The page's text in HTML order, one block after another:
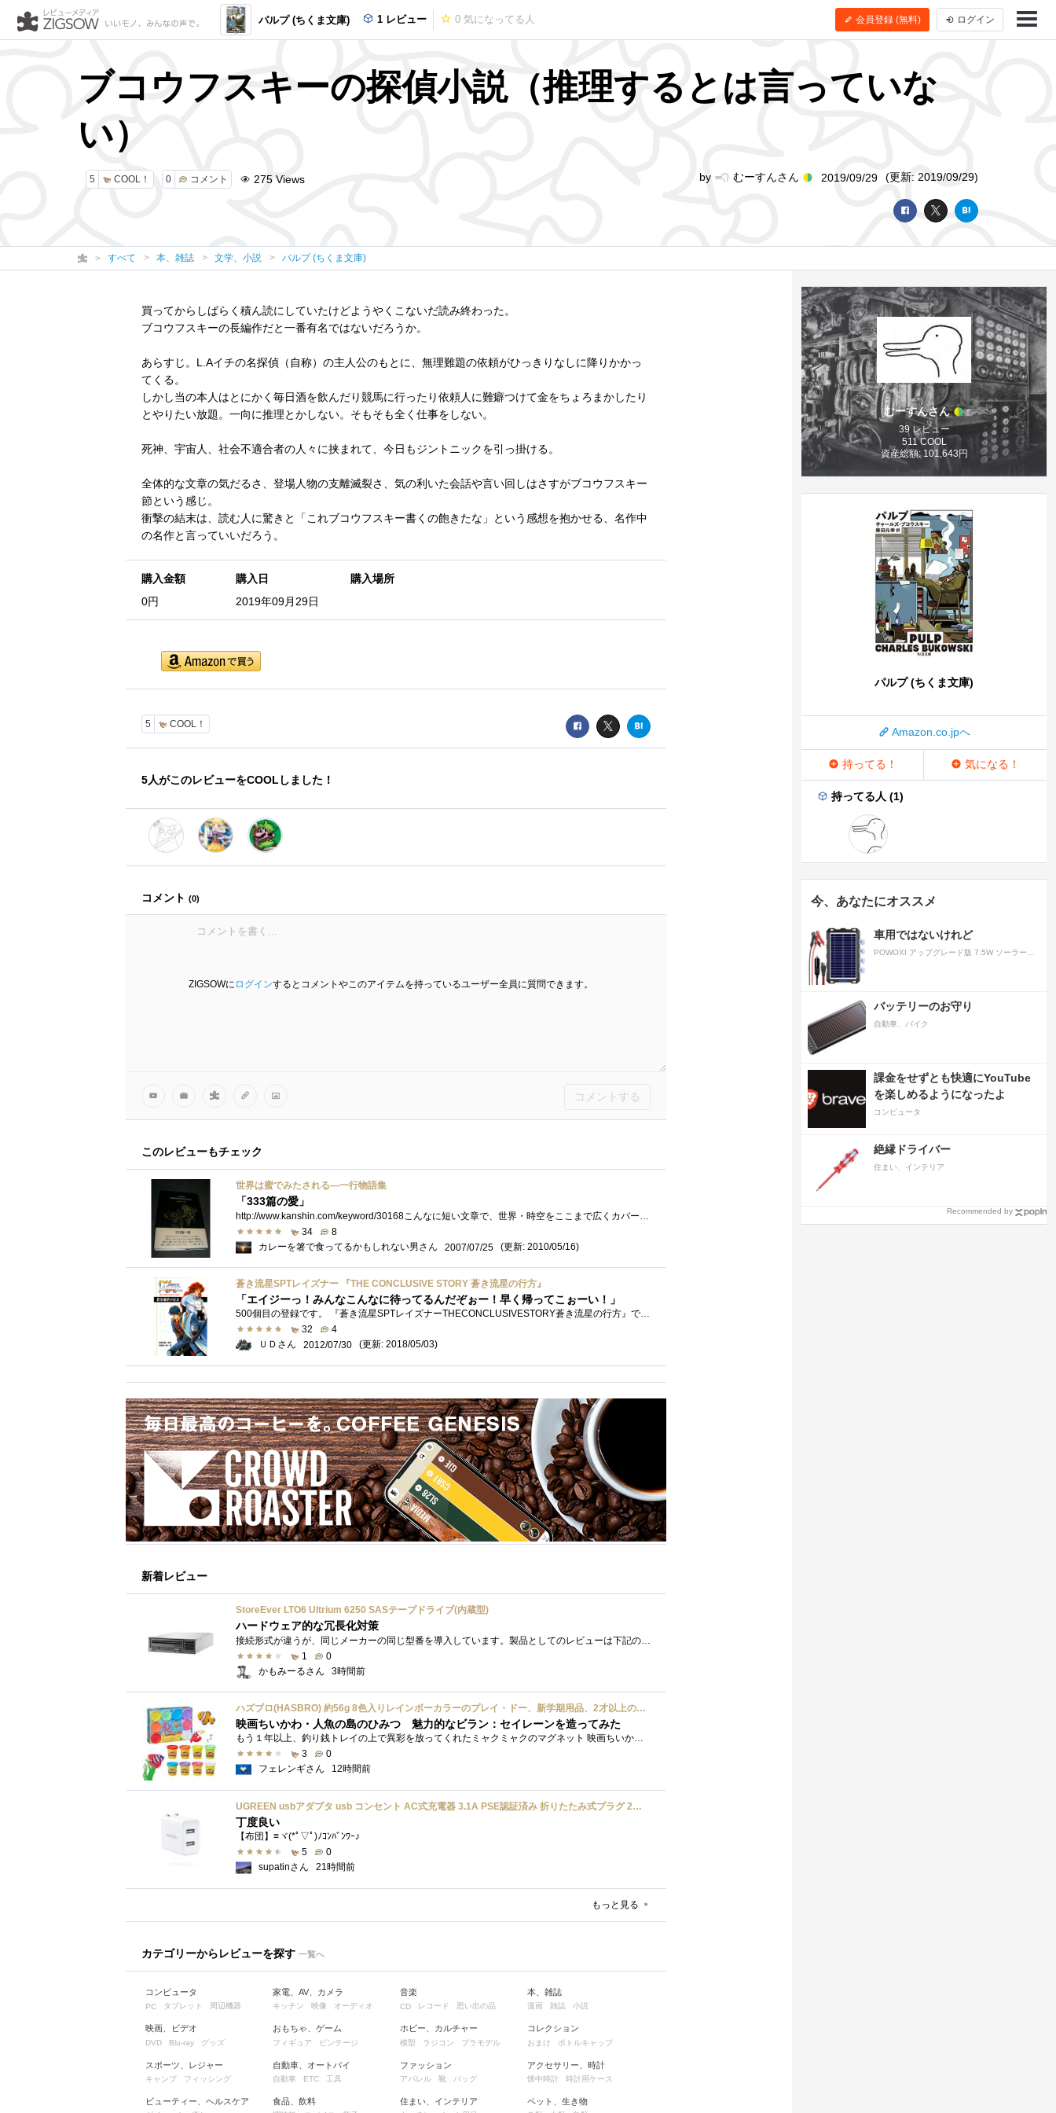
パルプ (ちくま文庫) 1 レビュー 0 気になってる人 会員登録 (無料) ログイン
ブコウフスキーの探偵小説（推理するとは言っていな
い）
5 COOL！ 0 コメント 275 Views by むーすんさん 2019/09/29 (更新: 2019/09/29)
すべて 本、雑誌 文学、小説 パルプ (ちくま文庫)
買ってからしばらく積ん読にしていたけどようやくこないだ読み終わった。
ブコウフスキーの長編作だと一番有名ではないだろうか。
あらすじ。L.Aイチの名探偵（自称）の主人公のもとに、無理難題の依頼がひっきりなしに降りかかっ
てくる。
しかし当の本人はとにかく毎日酒を飲んだり競馬に行ったり依頼人に難癖つけて金をちょろまかしたり
とやりたい放題。一向に推理とかしない。そもそも全く仕事をしない。
死神、宇宙人、社会不適合者の人々に挟まれて、今日もジントニックを引っ掛ける。
全体的な文章の気だるさ、登場人物の支離滅裂さ、気の利いた会話や言い回しはさすがブコウフスキー
節という感じ。
衝撃の結末は、読む人に驚きと「これブコウフスキー書くの飽きたな」という感想を抱かせる、名作中
の名作と言っていいだろう。
購入金額
0円
購入日
2019年09月29日
購入場所
5 COOL！
5人がこのレビューをCOOLしました！
コメント (0)
ZIGSOWに ログインするとコメントやこのアイテムを持っているユーザー全員に質問できます。
コメントする
このレビューもチェック
世界は蜜でみたされる―一行物語集
「333篇の愛」
http://www.kanshin.com/keyword/30168こんなに短い文章で、世界・時空をここまで広くカバーできるなんて奇跡です。「夢遊病者の青年が夜の廃墟をさまよ�...
34
8
カレーを箸で食ってるかもしれない男さん
2007/07/25 (更新: 2010/05/16)
蒼き流星SPTレイズナー 『THE CONCLUSIVE STORY 蒼き流星の行方』
「エイジーっ！みんなこんなに待ってるんだぞぉー！早く帰ってこぉーい！」
500個目の登録です。 『蒼き流星SPTレイズナーTHECONCLUSIVESTORY蒼き流星の行方』です。 監修：高橋良輔監督、著：竹田裕一郎
32
4
ＵＤさん
2012/07/30 (更新: 2018/05/03)
新着レビュー
StoreEver LTO6 Ultrium 6250 SASテープドライブ(内蔵型)
ハードウェア的な冗長化対策
接続形式が違うが、同じメーカーの同じ型番を導入しています。製品としてのレビューは下記の方で行っています。いざ使おうとしたときに故障�...
1
0
かもみーるさん
3時間前
ハズブロ(HASBRO) 約56g 8色入りレインボーカラーのプレイ・ドー、新学期用品、2才以上のプリスクールの子供向け、子供向けのアート&クラフト 粘土 ねんど、こどもの日、子供の日プレゼント
映画ちいかわ・人魚の島のひみつ 魅力的なビラン：セイレーンを造ってみた
もう１年以上、釣り銭トレイの上で異彩を放ってくれたミャクミャクのマグネット 映画ちいかわ人魚の島のひみつを鑑賞後、素敵なビランのセイ...
3
0
フェレンギさん
12時間前
UGREEN usbアダプタ usb コンセント AC式充電器 3.1A PSE認証済み 折りたたみ式プラグ 2ポート
丁度良い
【布団】≡ヾ(*ﾟ▽ﾟ)ﾉｺﾝﾊﾞﾝﾜｰ♪
5
0
supatinさん
21時間前
もっと見る
カテゴリーからレビューを探す 一覧へ
コンピュータ
PC タブレット 周辺機器
映画、ビデオ
DVD Blu-ray グッズ
スポーツ、レジャー
キャンプ フィッシング
ビューティー、ヘルスケア
家電、AV、カメラ
キッチン 映像 オーディオ
おもちゃ、ゲーム
フィギュア ビンテージ
自動車、オートバイ
自動車 ETC 工具
食品、飲料
音楽
CD レコード 思い出の品
ホビー、カルチャー
模型 ラジコン プラモデル
ファッション
アパレル 靴 バッグ
住まい、インテリア
本、雑誌
漫画 雑誌 小説
コレクション
おまけ ボトルキャップ
アクセサリー、時計
懐中時計 時計用ケース
ペット、生き物
むーすんさん
39 レビュー
511 COOL
資産総額: 101,643円
パルプ (ちくま文庫)
Amazon.co.jpへ
持ってる！ 気になる！
持ってる人 (1)
今、あなたにオススメ
車用ではないけれど
バッテリーのお守り
自動車、バイク
課金をせずとも快適にYouTube
を楽しめるようになったよ
コンピュータ
絶縁ドライバー
住まい、インテリア
Recommended by